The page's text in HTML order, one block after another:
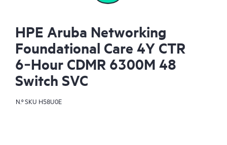
HPE Aruba Networking
Foundational Care 4Y CTR
6‑Hour CDMR 6300M 48
Switch SVC
N.º SKU H58U0E